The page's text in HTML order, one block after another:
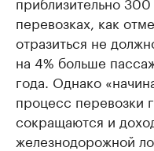
перевозках, как
отразиться не
на 4% больше
года. Однако
процесс перевозки
сокращаются и
железнодорожной